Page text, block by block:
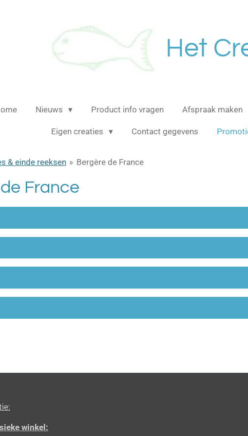
Het
Nieuws Product info vragen Afspraak maken
Eigen creaties Contact gegevens
& einde reeksen » Bergère de France
France
winkel: